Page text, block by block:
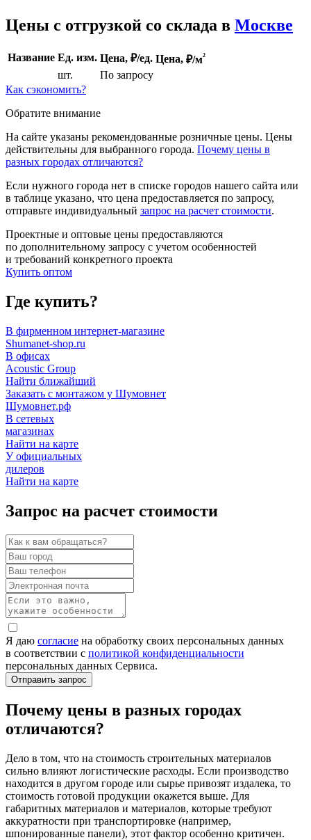
Цены с отгрузкой со склада в Москве
Название Ед. изм. Цена, ₽/ед. Цена, ₽/м²
шт.
По запросу
Как сэкономить?
Обратите внимание
На сайте указаны рекомендованные розничные цены. Цены
действительны для выбранного города. Почему цены в
разных городах отличаются?
Если нужного города нет в списке городов нашего сайта или
в таблице указано, что цена предоставляется по запросу,
отправьте индивидуальный запрос на расчет стоимости.
Проектные и оптовые цены предоставляются
по дополнительному запросу с учетом особенностей
и требований конкретного проекта
Купить оптом
Где купить?
В фирменном интернет-магазине
Shumanet-shop.ru
В офисах
Acoustic Group
Найти ближайший
Заказать с монтажом у Шумовнет
Шумовнет.рф
В сетевых
магазинах
Найти на карте
У официальных
дилеров
Найти на карте
Запрос на расчет стоимости
Я даю согласие на обработку своих персональных данных
в соответствии с политикой конфиденциальности
персональных данных Сервиса.
Почему цены в разных городах
отличаются?
Дело в том, что на стоимость строительных материалов
сильно влияют логистические расходы. Если производство
находится в другом городе или сырье привозят издалека, то
стоимость готовой продукции окажется выше. Для
габаритных материалов и материалов, которые требуют
аккуратности при транспортировке (например,
шпонированные панели), этот фактор особенно критичен.